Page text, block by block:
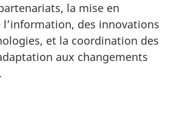
la mise en
des innovations
et la coordination des
aux changements